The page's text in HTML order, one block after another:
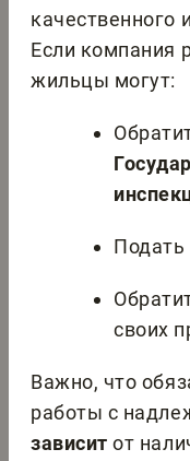
качественного
Если компания
жильцы могут:
Подать
своих
Важно, что
работы с
зависит от